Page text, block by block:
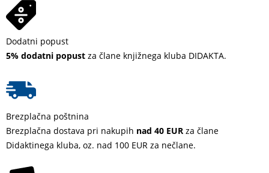
Dodatni popust
5% dodatni popust za člane knjižnega kluba DIDAKTA.
Brezplačna poštnina
Brezplačna dostava pri nakupih nad 40 EUR za člane
Didaktinega kluba, oz. nad 100 EUR za nečlane.